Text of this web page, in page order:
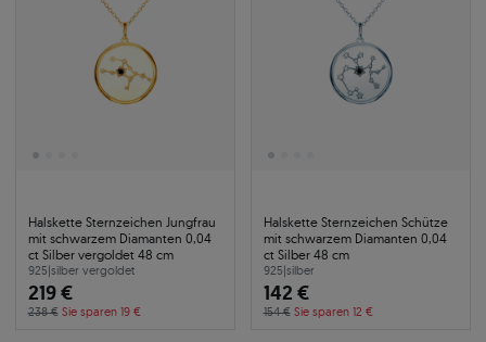
Halskette Sternzeichen Jungfrau
mit schwarzem Diamanten 0,04
ct Silber vergoldet 48 cm
925|silber vergoldet
219 €
238 € Sie sparen 19 €
Halskette Sternzeichen Schütze
mit schwarzem Diamanten 0,04
ct Silber 48 cm
925|silber
142 €
154 € Sie sparen 12 €